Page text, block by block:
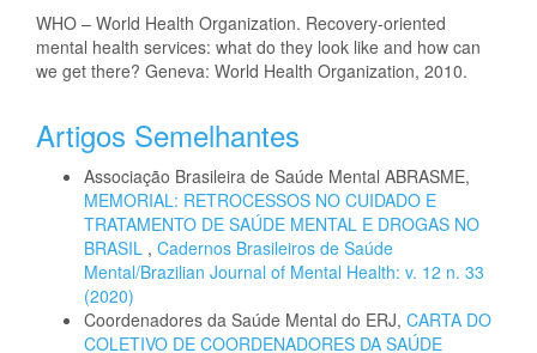
WHO – World Health Organization. Recovery-oriented
mental health services: what do they look like and how can
we get there? Geneva: World Health Organization, 2010.
Artigos Semelhantes
Associação Brasileira de Saúde Mental ABRASME,
MEMORIAL: RETROCESSOS NO CUIDADO E
TRATAMENTO DE SAÚDE MENTAL E DROGAS NO
BRASIL , Cadernos Brasileiros de Saúde
Mental/Brazilian Journal of Mental Health: v. 12 n. 33
(2020)
Coordenadores da Saúde Mental do ERJ, CARTA DO
COLETIVO DE COORDENADORES DA SAÚDE